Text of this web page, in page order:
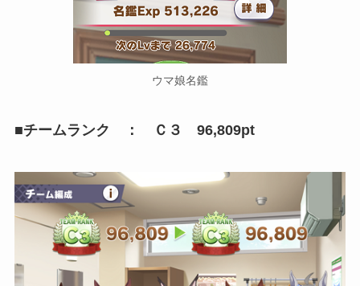
ウマ娘名鑑
■チームランク ： Ｃ３ 96,809pt